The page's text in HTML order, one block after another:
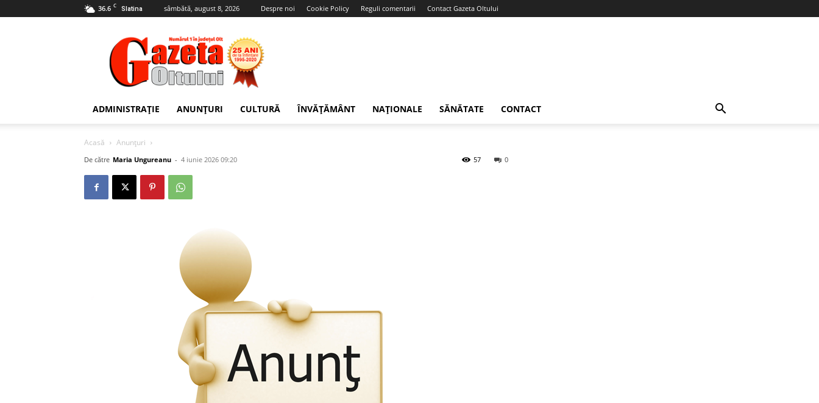
36.6 C Slatina sâmbătă, august 8, 2026 Despre noi Cookie Policy Reguli comentarii Contact Gazeta Oltului
Gazeta
Oltului
ADMINISTRAȚIE ANUNȚURI CULTURĂ ÎNVĂȚĂMÂNT NAȚIONALE SĂNĂTATE CONTACT
Acasă Anunțuri
De către Maria Ungureanu - 4 iunie 2026 09:20 0
57